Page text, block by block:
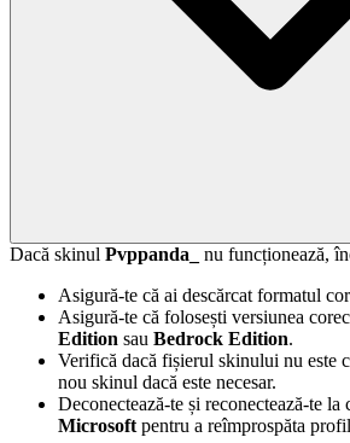
Dacă skinul Pvppanda_
nu funcționează,
Asigură-te că ai descărcat formatul
Asigură-te că folosești versiunea
Edition sau Bedrock Edition.
Verifică dacă fișierul skinului nu este
nou skinul dacă este necesar.
Deconectează-te și reconectează-te la
Microsoft pentru a reîmprospăta